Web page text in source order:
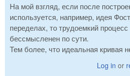
На мой взгляд, если после
используется, например, идея
переделах, то трудоемкий
бессмысленен по сути.
Тем более, что идеальная кривая
Log in or